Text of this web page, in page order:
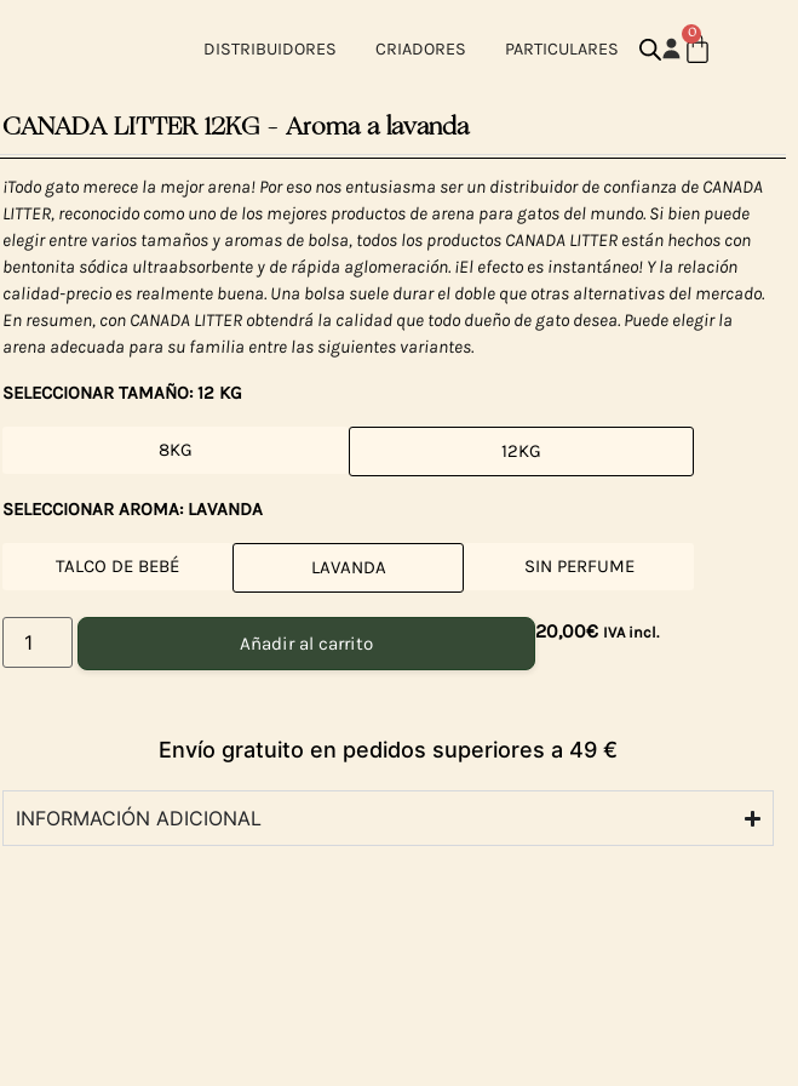
DISTRIBUIDORES CRIADORES PARTICULARES
0
CANADA LITTER 12KG – Aroma a lavanda
¡Todo gato merece la mejor arena! Por eso nos entusiasma ser un distribuidor de confianza de CANADA
LITTER, reconocido como uno de los mejores productos de arena para gatos del mundo. Si bien puede
elegir entre varios tamaños y aromas de bolsa, todos los productos CANADA LITTER están hechos con
bentonita sódica ultraabsorbente y de rápida aglomeración. ¡El efecto es instantáneo! Y la relación
calidad-precio es realmente buena. Una bolsa suele durar el doble que otras alternativas del mercado.
En resumen, con CANADA LITTER obtendrá la calidad que todo dueño de gato desea. Puede elegir la
arena adecuada para su familia entre las siguientes variantes.
SELECCIONAR TAMAÑO: 12 KG
8KG 12KG
SELECCIONAR AROMA: LAVANDA
TALCO DE BEBÉ LAVANDA SIN PERFUME
Añadir al carrito
20,00€ IVA incl.
Entrega en 2-3 días
INFORMACIÓN ADICIONAL